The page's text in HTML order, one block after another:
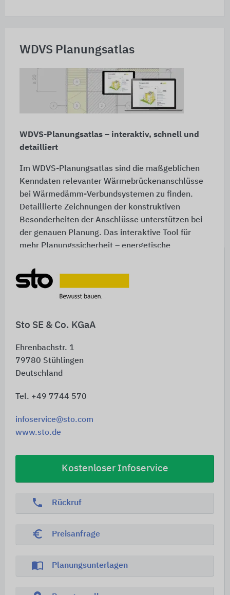
Sto SE & Co. KGaA
Ehrenbachstr. 1
79780 Stühlingen
Deutschland
Tel. +49 7744 570
infoservice@sto.com
www.sto.de
Kostenloser Infoservice
phone Rückruf
euro_symbol Preisanfrage
import_contacts Planungsunterlagen
WDVS Planungsatlas
WDVS-Planungsatlas – interaktiv, schnell und
detailliert
Im WDVS-Planungsatlas sind die maßgeblichen
Kenndaten relevanter Wärmebrückenanschlüsse
bei Wärmedämm-Verbundsystemen zu finden.
Detaillierte Zeichnungen der konstruktiven
Besonderheiten der Anschlüsse unterstützen bei
der genauen Planung. Das interaktive Tool für
mehr Planungssicherheit – energetische
inklusive!
Zum WDVS-Planungsatlas